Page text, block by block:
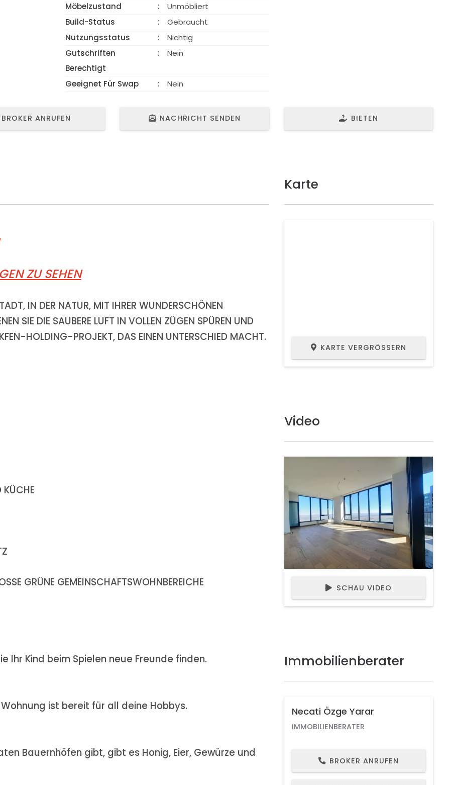
Möbelzustand
Unmöbliert
Build-Status
Gebraucht
Nutzungsstatus
Nichtig
Gutschriften
Berechtigt
Nein
Geeignet Für Swap Nein
BROKER ANRUFEN NACHRICHT SENDEN BIETEN
ZU SEHEN
IN DER NATUR, MIT IHRER WUNDERSCHÖNEN
SIE DIE SAUBERE LUFT IN VOLLEN ZÜGEN SPÜREN UND
HOLDING-PROJEKT, DAS EINEN UNTERSCHIED MACHT.
KÜCHE
GRÜNE GEMEINSCHAFTSWOHNBEREICHE
Ihr Kind beim Spielen neue Freunde finden.
ist bereit für all deine Hobbys.
Bauernhöfen gibt, gibt es Honig, Eier, Gewürze und
Karte
KARTE VERGRÖSSERN
Video
SCHAU VIDEO
Immobilienberater
Necati Özge Yarar
IMMOBILIENBERATER
BROKER ANRUFEN